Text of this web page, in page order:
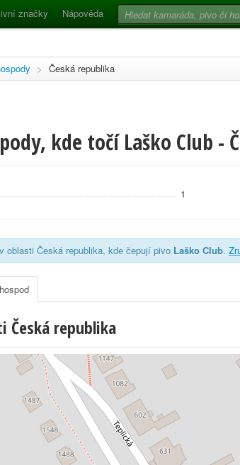
značky Nápověda
> Česká republika
kde točí Laško Club -
1
oblasti Česká republika, kde čepují pivo Laško Club.
Česká republika